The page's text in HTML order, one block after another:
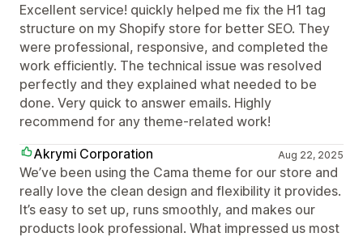
Excellent service! quickly helped me fix the H1 tag
structure on my Shopify store for better SEO. They
were professional, responsive, and completed the
work efficiently. The technical issue was resolved
perfectly and they explained what needed to be
done. Very quick to answer emails. Highly
recommend for any theme-related work!
Akrymi Corporation
Aug 22, 2025
We’ve been using the Cama theme for our store and
really love the clean design and flexibility it provides.
It’s easy to set up, runs smoothly, and makes our
products look professional. What impressed us most